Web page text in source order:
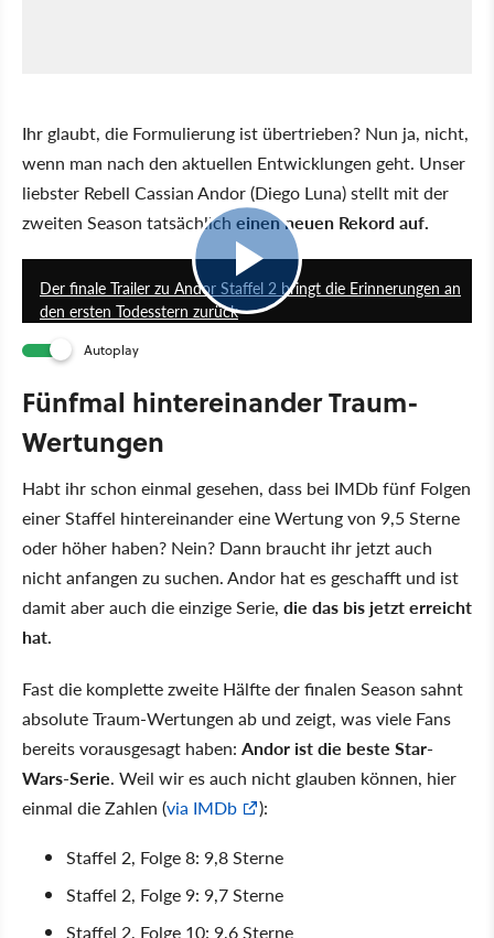
Ihr glaubt, die Formulierung ist übertrieben? Nun ja, nicht,
wenn man nach den aktuellen Entwicklungen geht. Unser
liebster Rebell Cassian Andor (Diego Luna) stellt mit der
zweiten Season tatsächlich einen neuen Rekord auf.
Der finale Trailer zu Andor Staffel 2 bringt die Erinnerungen an
den ersten Todesstern zurück
Autoplay
Fünfmal hintereinander Traum-
Wertungen
Habt ihr schon einmal gesehen, dass bei IMDb fünf Folgen
einer Staffel hintereinander eine Wertung von 9,5 Sterne
oder höher haben? Nein? Dann braucht ihr jetzt auch
nicht anfangen zu suchen. Andor hat es geschafft und ist
damit aber auch die einzige Serie, die das bis jetzt erreicht
hat.
Fast die komplette zweite Hälfte der finalen Season sahnt
absolute Traum-Wertungen ab und zeigt, was viele Fans
bereits vorausgesagt haben: Andor ist die beste Star-
Wars-Serie. Weil wir es auch nicht glauben können, hier
einmal die Zahlen (via IMDb
):
Staffel 2, Folge 8: 9,8 Sterne
Staffel 2, Folge 9: 9,7 Sterne
Staffel 2, Folge 10: 9,6 Sterne